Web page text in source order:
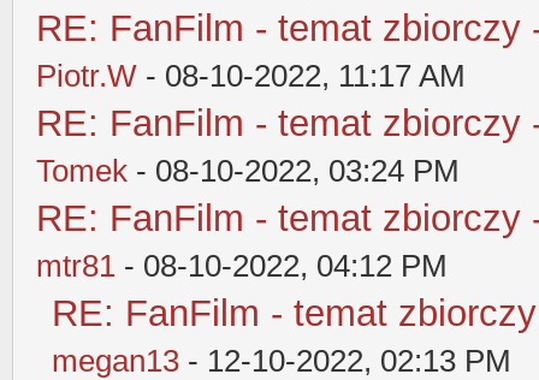
RE: FanFilm - temat zbiorczy
Piotr.W - 08-10-2022, 11:17 AM
RE: FanFilm - temat zbiorczy
Tomek - 08-10-2022, 03:24 PM
RE: FanFilm - temat zbiorczy
mtr81 - 08-10-2022, 04:12 PM
RE: FanFilm - temat
megan13 - 12-10-2022, 02:13 PM